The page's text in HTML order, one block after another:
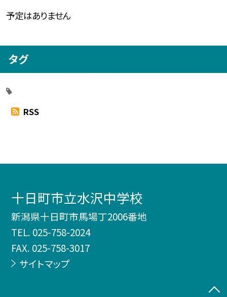
予定はありません
タグ
RSS
十日町市立水沢中学校
新潟県十日町市馬場丁2006番地
TEL. 025-758-2024
FAX. 025-758-3017
サイトマップ